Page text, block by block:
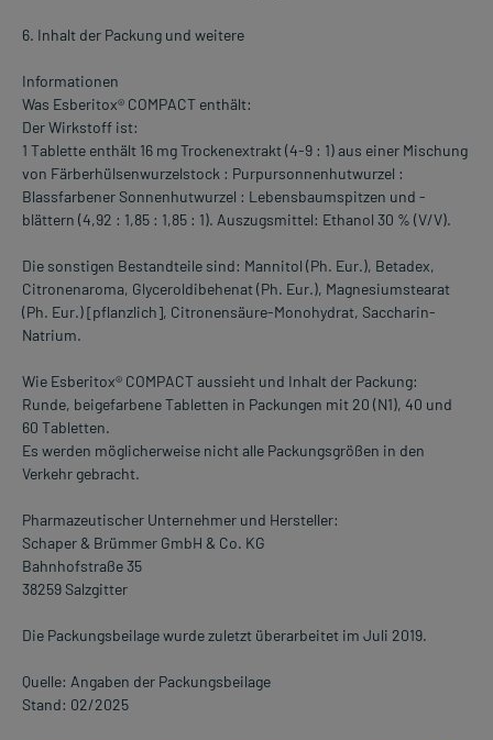
6. Inhalt der Packung und weitere
Informationen
Was Esberitox® COMPACT enthält:
Der Wirkstoff ist:
1 Tablette enthält 16 mg Trockenextrakt (4-9 : 1) aus einer Mischung
von Färberhülsenwurzelstock : Purpursonnenhutwurzel :
Blassfarbener Sonnenhutwurzel : Lebensbaumspitzen und -
blättern (4,92 : 1,85 : 1,85 : 1). Auszugsmittel: Ethanol 30 % (V/V).
Die sonstigen Bestandteile sind: Mannitol (Ph. Eur.), Betadex,
Citronenaroma, Glyceroldibehenat (Ph. Eur.), Magnesiumstearat
(Ph. Eur.) [pflanzlich], Citronensäure-Monohydrat, Saccharin-
Natrium.
Wie Esberitox® COMPACT aussieht und Inhalt der Packung:
Runde, beigefarbene Tabletten in Packungen mit 20 (N1), 40 und
60 Tabletten.
Es werden möglicherweise nicht alle Packungsgrößen in den
Verkehr gebracht.
Pharmazeutischer Unternehmer und Hersteller:
Schaper & Brümmer GmbH & Co. KG
Bahnhofstraße 35
38259 Salzgitter
Die Packungsbeilage wurde zuletzt überarbeitet im Juli 2019.
Quelle: Angaben der Packungsbeilage
Stand: 02/2025